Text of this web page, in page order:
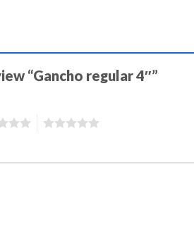
“Gancho regular 4″”